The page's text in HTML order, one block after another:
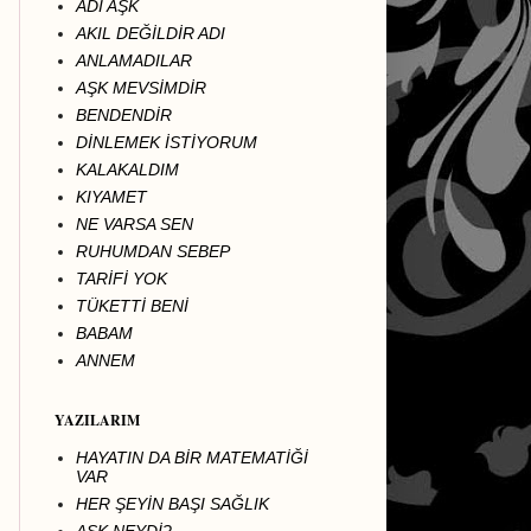
ADI AŞK
AKIL DEĞİLDİR ADI
ANLAMADILAR
AŞK MEVSİMDİR
BENDENDİR
DİNLEMEK İSTİYORUM
KALAKALDIM
KIYAMET
NE VARSA SEN
RUHUMDAN SEBEP
TARİFİ YOK
TÜKETTİ BENİ
BABAM
ANNEM
YAZILARIM
HAYATIN DA BİR MATEMATİĞİ
VAR
HER ŞEYİN BAŞI SAĞLIK